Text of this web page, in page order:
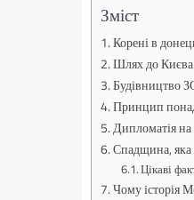
Зміст
Корені в
Шлях до
Будівництво
Принцип
Дипломатія
Спадщина, яка
Цікаві
Чому історія